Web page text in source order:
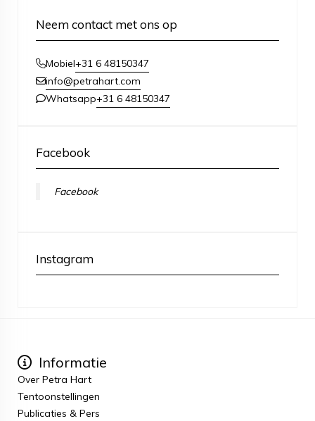
Neem contact met ons op
Mobiel+31 6 48150347
info@petrahart.com
Whatsapp+31 6 48150347
Facebook
Facebook
Instagram
Informatie
Over Petra Hart
Tentoonstellingen
Publicaties & Pers